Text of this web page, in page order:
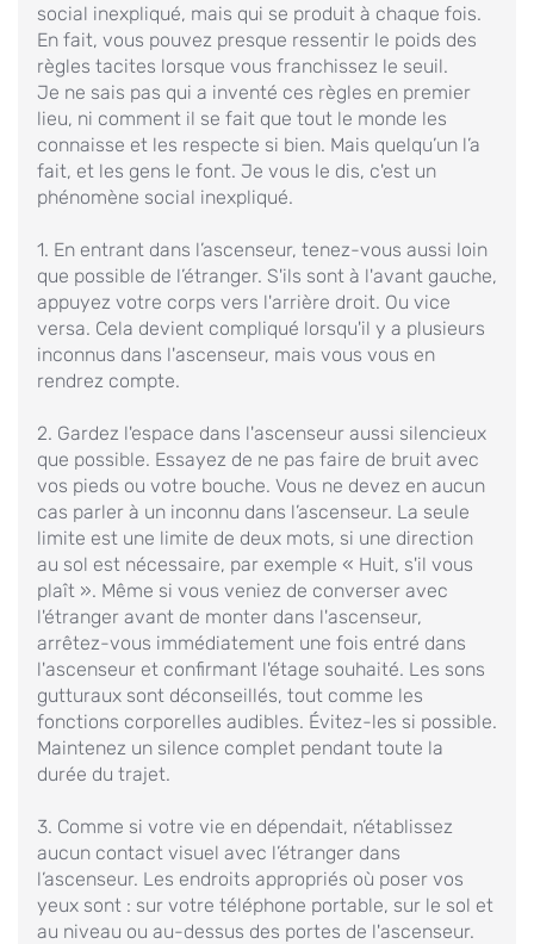
social inexpliqué, mais qui se produit à chaque fois.
En fait, vous pouvez presque ressentir le poids des
règles tacites lorsque vous franchissez le seuil.
Je ne sais pas qui a inventé ces règles en premier
lieu, ni comment il se fait que tout le monde les
connaisse et les respecte si bien. Mais quelqu’un l’a
fait, et les gens le font. Je vous le dis, c'est un
phénomène social inexpliqué.
1. En entrant dans l’ascenseur, tenez-vous aussi loin
que possible de l’étranger. S'ils sont à l'avant gauche,
appuyez votre corps vers l'arrière droit. Ou vice
versa. Cela devient compliqué lorsqu'il y a plusieurs
inconnus dans l'ascenseur, mais vous vous en
rendrez compte.
2. Gardez l'espace dans l'ascenseur aussi silencieux
que possible. Essayez de ne pas faire de bruit avec
vos pieds ou votre bouche. Vous ne devez en aucun
cas parler à un inconnu dans l’ascenseur. La seule
limite est une limite de deux mots, si une direction
au sol est nécessaire, par exemple « Huit, s'il vous
plaît ». Même si vous veniez de converser avec
l'étranger avant de monter dans l'ascenseur,
arrêtez-vous immédiatement une fois entré dans
l'ascenseur et confirmant l'étage souhaité. Les sons
gutturaux sont déconseillés, tout comme les
fonctions corporelles audibles. Évitez-les si possible.
Maintenez un silence complet pendant toute la
durée du trajet.
3. Comme si votre vie en dépendait, n’établissez
aucun contact visuel avec l’étranger dans
l’ascenseur. Les endroits appropriés où poser vos
yeux sont : sur votre téléphone portable, sur le sol et
au niveau ou au-dessus des portes de l'ascenseur.